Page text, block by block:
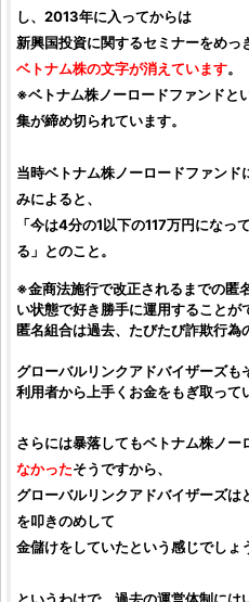
し、2013年に入ってからは
新興国投資に関するセミナーをめっ
ベトナム株の文字が消えています。
※ベトナム株ノーロードファンドと
集が締め切られています。
当時ベトナム株ノーロードファンド
みによると、
「今は4分の1以下の117万円になっ
る」とのこと。
※金商法施行で改正されるまでの匿
い状態で好き勝手に運用することが
匿名組合は過去、たびたび詐欺行為
グローバルリンクアドバイザーズも
利用者から上手くお金をもぎ取って
さらには暴落してもベトナム株ノー
なかったそうですから、
グローバルリンクアドバイザーズは
を叩きのめして
金儲けをしていたという感じでしょ